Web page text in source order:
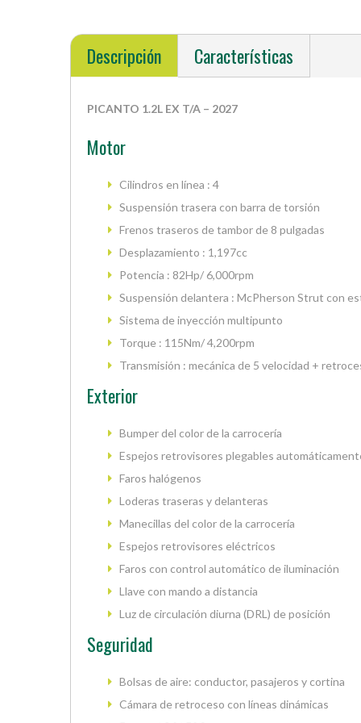
Descripción Características
PICANTO 1.2L EX T/A – 2027
Motor
Cilindros en línea : 4
Suspensión trasera con barra de torsión
Frenos traseros de tambor de 8 pulgadas
Desplazamiento : 1,197cc
Potencia : 82Hp/ 6,000rpm
Suspensión delantera : McPherson Strut con
Sistema de inyección multipunto
Torque : 115Nm/ 4,200rpm
Transmisión : mecánica de 5 velocidad +
Exterior
Bumper del color de la carrocería
Espejos retrovisores plegables
Faros halógenos
Loderas traseras y delanteras
Manecillas del color de la carrocería
Espejos retrovisores eléctricos
Faros con control automático de iluminación
Llave con mando a distancia
Luz de circulación diurna (DRL) de posición
Seguridad
Bolsas de aire: conductor, pasajeros y cortina
Cámara de retroceso con líneas dinámicas